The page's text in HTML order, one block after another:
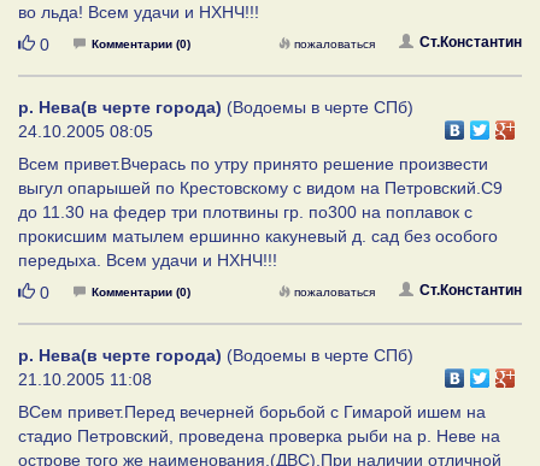
во льда! Всем удачи и НХНЧ!!!
Нравится
0 Комментарии (0) Ст.Константин
пожаловаться
р. Нева(в черте города) (Водоемы в черте СПб)
24.10.2005 08:05
Всем привет.Вчерась по утру принято решение произвести
выгул опарышей по Крестовскому с видом на Петровский.С9
до 11.30 на федер три плотвины гр. по300 на поплавок с
прокисшим матылем ершинно какуневый д. сад без особого
передыха. Всем удачи и НХНЧ!!!
Нравится
0 Комментарии (0) Ст.Константин
пожаловаться
р. Нева(в черте города) (Водоемы в черте СПб)
21.10.2005 11:08
ВСем привет.Перед вечерней борьбой с Гимарой ишем на
стадио Петровский, проведена проверка рыби на р. Неве на
острове того же наименования.(ДВС).При наличии отличной